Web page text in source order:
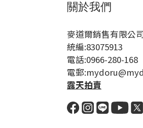
關於我們
麥道爾銷售有限公
統編:83075913
電話:0966-280-168
電郵
露天拍賣